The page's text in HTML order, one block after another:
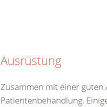
Ausrüstung
Zusammen mit einer
Patientenbehandlung.